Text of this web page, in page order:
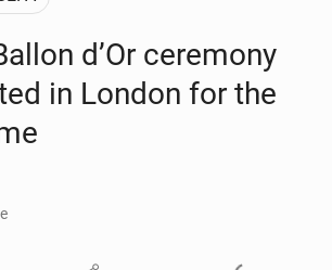
d’Or cer­e­mo­ny
in London for the